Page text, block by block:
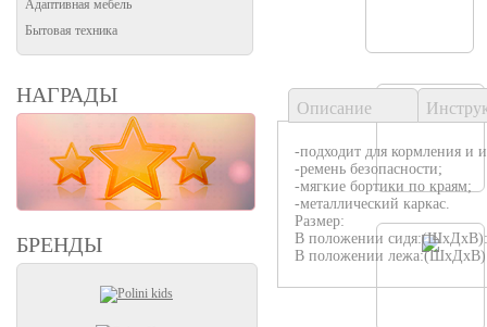
Адаптивная мебель
Бытовая техника
НАГРАДЫ
БРЕНДЫ
Описание
-подходит для кормления и
-ремень безопасности;
-мягкие бортики по краям;
-металлический каркас.
Размер:
В положении
В положении